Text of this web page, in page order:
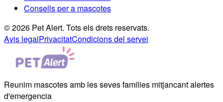
Consells per a mascotes
© 2026 Pet Alert. Tots els drets reservats.
Avis legalPrivacitatCondicions del servei
Reunim mascotes amb les seves families mitjancant alertes
d'emergencia